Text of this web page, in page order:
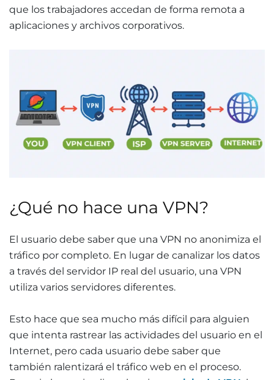
que los trabajadores accedan de forma remota a
aplicaciones y archivos corporativos.
¿Qué no hace una VPN?
El usuario debe saber que una VPN no anonimiza el
tráfico por completo. En lugar de canalizar los datos
a través del servidor IP real del usuario, una VPN
utiliza varios servidores diferentes.
Esto hace que sea mucho más difícil para alguien
que intenta rastrear las actividades del usuario en el
Internet, pero cada usuario debe saber que
también ralentizará el tráfico web en el proceso.